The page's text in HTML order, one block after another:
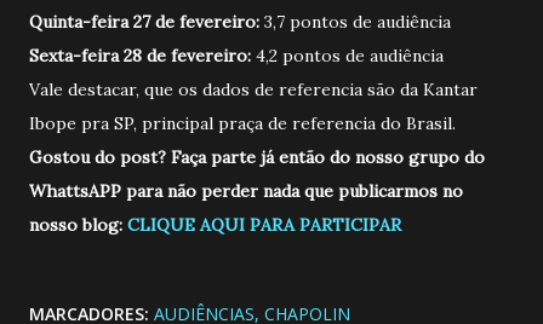
Quinta-feira 27 de fevereiro: 3,7 pontos de audiência
Sexta-feira 28 de fevereiro: 4,2 pontos de audiência
Vale destacar, que os dados de referencia são da Kantar
Ibope pra SP, principal praça de referencia do Brasil.
Gostou do post? Faça parte já então do nosso grupo do
WhattsAPP para não perder nada que publicarmos no
nosso blog: CLIQUE AQUI PARA PARTICIPAR
MARCADORES: AUDIÊNCIAS CHAPOLIN